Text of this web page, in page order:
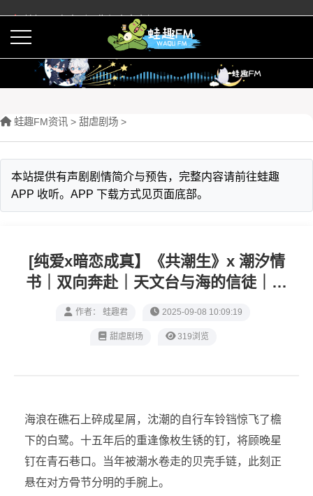
蛙趣FM有声剧预告与内容介绍
蛙趣FM资讯 > 甜虐剧场 >
本站提供有声剧剧情简介与预告，完整内容请前往蛙趣
APP 收听。APP 下载方式见页面底部。
[纯爱x暗恋成真】《共潮生》x 潮汐情
书｜双向奔赴｜天文台与海的信徒｜十
五年错位心跳终成同频共振
作者： 蛙趣君 2025-09-08 10:09:19
甜虐剧场 319浏览
海浪在礁石上碎成星屑，沈潮的自行车铃铛惊飞了檐
下的白鹭。十五年后的重逢像枚生锈的钉，将顾晚星
钉在青石巷口。当年被潮水卷走的贝壳手链，此刻正
悬在对方骨节分明的手腕上。